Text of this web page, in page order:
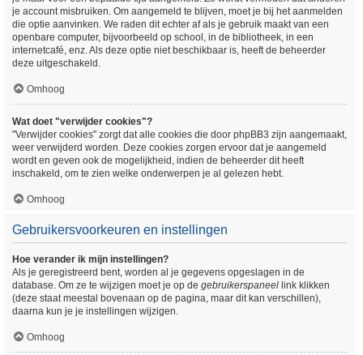
je account misbruiken. Om aangemeld te blijven, moet je bij het aanmelden
die optie aanvinken. We raden dit echter af als je gebruik maakt van een
openbare computer, bijvoorbeeld op school, in de bibliotheek, in een
internetcafé, enz. Als deze optie niet beschikbaar is, heeft de beheerder
deze uitgeschakeld.
Omhoog
Wat doet "verwijder cookies"?
"Verwijder cookies" zorgt dat alle cookies die door phpBB3 zijn aangemaakt,
weer verwijderd worden. Deze cookies zorgen ervoor dat je aangemeld
wordt en geven ook de mogelijkheid, indien de beheerder dit heeft
inschakeld, om te zien welke onderwerpen je al gelezen hebt.
Omhoog
Gebruikersvoorkeuren en instellingen
Hoe verander ik mijn instellingen?
Als je geregistreerd bent, worden al je gegevens opgeslagen in de
database. Om ze te wijzigen moet je op de gebruikerspaneel link klikken
(deze staat meestal bovenaan op de pagina, maar dit kan verschillen),
daarna kun je je instellingen wijzigen.
Omhoog